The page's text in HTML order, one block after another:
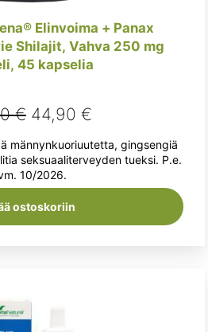
Elinvoima + Panax
Shilajit, Vahva 250 mg
45 kapselia
€ Alkuperäinen
hinta
oli:
49,90 €.
44,90 €Nykyinen
hinta
on:
44,90 €.
männynkuoriuutetta, gingsengiä
seksuaaliterveyden tueksi. P.e.
10/2026.
ostoskoriin